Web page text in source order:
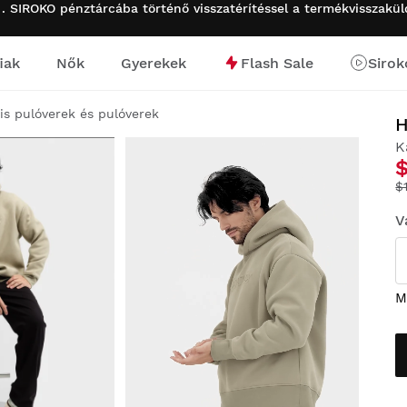
SIROKO pénztárcába történő visszatérítéssel a
Nők Gyerekek Flash Sale
pulóverek és pulóverek